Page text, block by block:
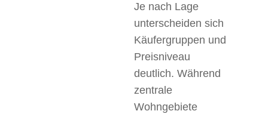
Je nach Lage
unterscheiden sich
Käufergruppen und
Preisniveau
deutlich. Während
zentrale
Wohngebiete